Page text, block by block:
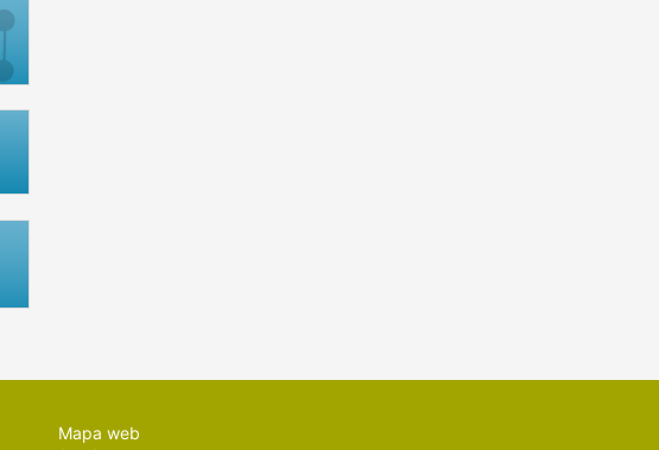
Mapa web